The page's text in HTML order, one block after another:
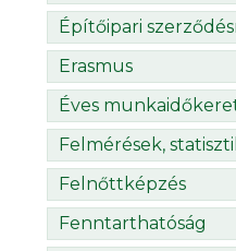
Építőipari
Erasmus
Éves
Felmérések,
Felnőttképzés
Fenntarthatóság